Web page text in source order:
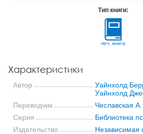
Тип книги:
печ. книга
Характеристики
Автор Уайнхолд
Уайнхолд
Переводчик
Чеславская А.
Серия
Библиотека
Издательство
Независимая